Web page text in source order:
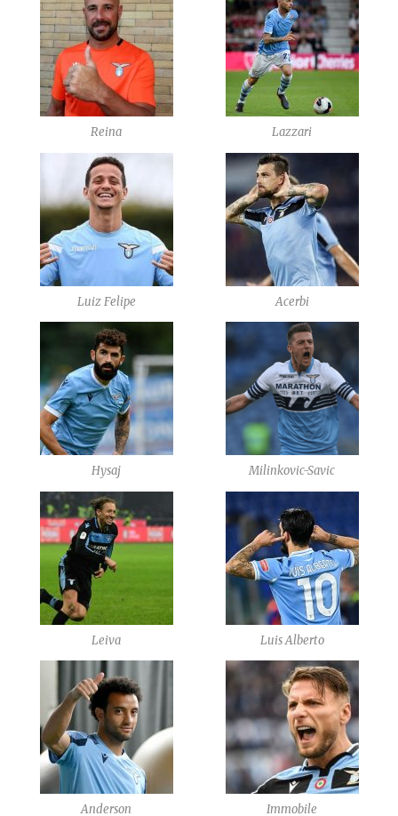
Reina Lazzari
Luiz Felipe Acerbi
Hysaj Milinkovic-Savic
Leiva Luis Alberto
Anderson Immobile